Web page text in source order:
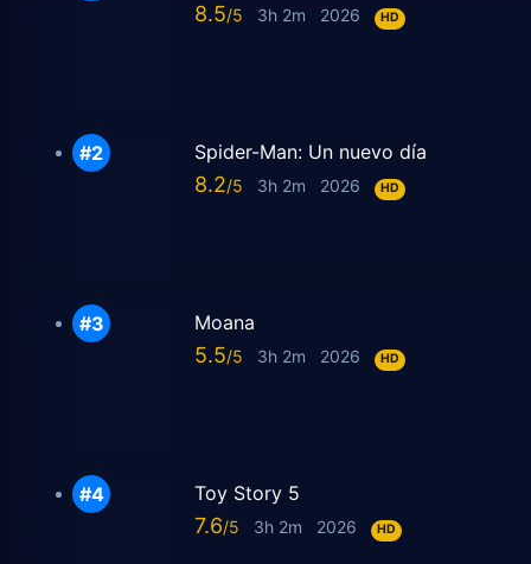
8.5 3h 2m 2026 HD
Spider-Man: Un nuevo día
8.2 3h 2m 2026 HD
Moana
5.5 3h 2m 2026 HD
Toy Story 5
7.6 3h 2m 2026 HD